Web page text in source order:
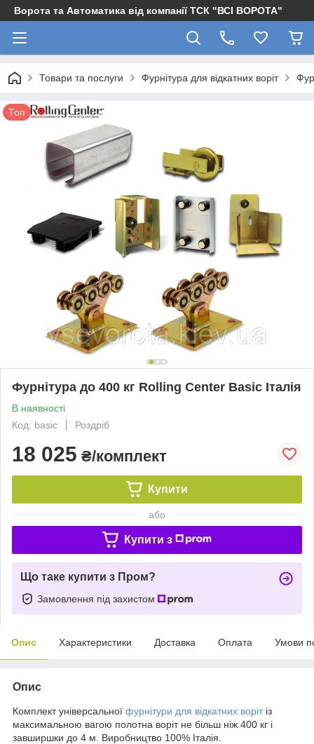
Ворота та Автоматика від компанії ТСК "ВСІ ВОРОТА"
Товари та послуги Фурнітура для відкатних воріт
Топ
Фурнітура до 400 кг Rolling Center Basic Італія
В наявності
Код: basic
Роздріб
18 025 ₴/комплект
Купити
або
Купити з
Що таке купити з Пром?
Замовлення під захистом
Опис Характеристики Доставка Оплата Умови
Опис
Комплект універсальної фурнітури для відкатних ворітіз
максимальною вагою полотна воріт не більш ніж 400 кг і
завширшки до 4 м. Виробництво 100% Італія.